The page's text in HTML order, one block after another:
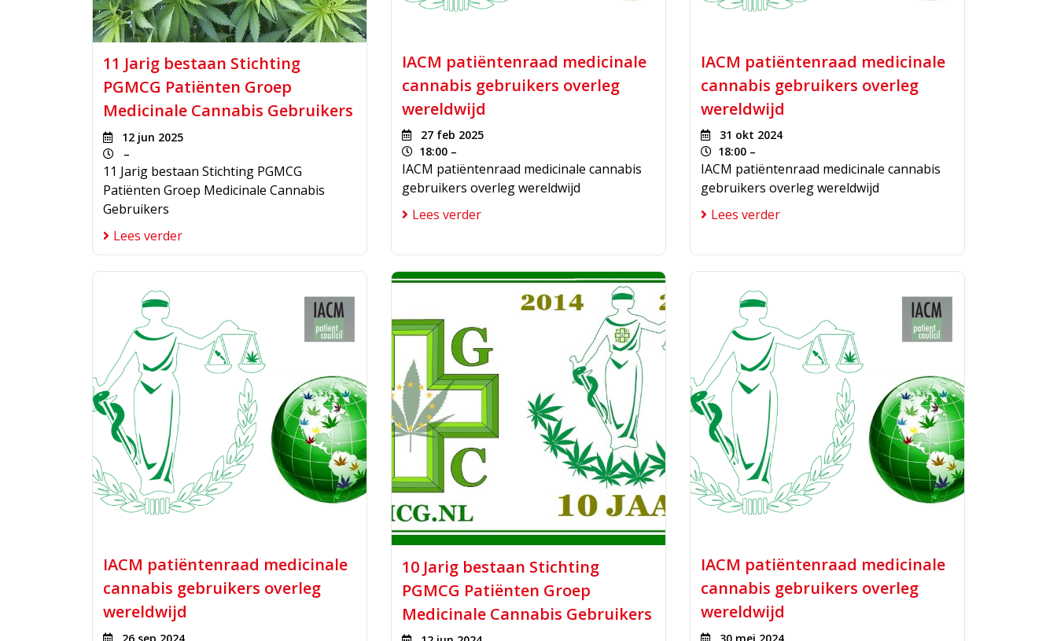
11 Jarig bestaan Stichting
PGMCG Patiënten Groep
Medicinale Cannabis Gebruikers
12 jun 2025
–
11 Jarig bestaan Stichting PGMCG
Patiënten Groep Medicinale Cannabis
Gebruikers
Lees verder
IACM patiëntenraad medicinale
cannabis gebruikers overleg
wereldwijd
27 feb 2025
18:00 –
IACM patiëntenraad medicinale cannabis
gebruikers overleg wereldwijd
Lees verder
IACM patiëntenraad medicinale
cannabis gebruikers overleg
wereldwijd
31 okt 2024
18:00 –
IACM patiëntenraad medicinale cannabis
gebruikers overleg wereldwijd
Lees verder
IACM patiëntenraad medicinale
cannabis gebruikers overleg
wereldwijd
10 Jarig bestaan Stichting
PGMCG Patiënten Groep
Medicinale Cannabis Gebruikers
IACM patiëntenraad medicinale
cannabis gebruikers overleg
wereldwijd